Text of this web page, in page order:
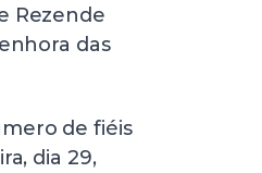
Rezende
das
de fiéis
dia 29,